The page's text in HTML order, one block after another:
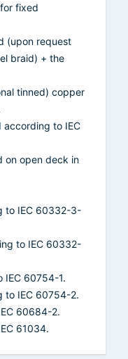
fixed
(upon request
braid) + the
tinned) copper
according to IEC
on open deck in
to IEC 60332-3-
to IEC 60332-
IEC 60754-1.
to IEC 60754-2.
60684-2.
61034.